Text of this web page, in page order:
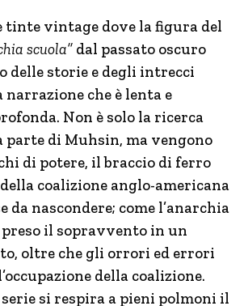
tinte vintage dove la figura del
scuola” dal passato oscuro
delle storie e degli intrecci
che è lenta e
Non è solo la ricerca
parte di Muhsin, ma vengono
di potere, il braccio di ferro
coalizione anglo-americana
da nascondere; come l’anarchia
preso il sopravvento in un
oltre che gli orrori ed errori
della coalizione.
si respira a pieni polmoni il